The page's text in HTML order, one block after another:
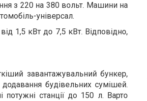
з 220 на 380 вольт. Машини на
універсал.
1,5 кВт до 7,5 кВт. Відповідно,
завантажувальний бункер,
будівельних сумішей.
станції до 150 л. Варто